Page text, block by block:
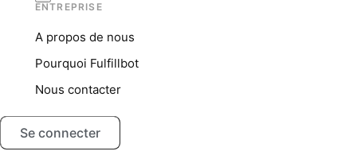
ENTREPRISE
A propos de nous
Pourquoi Fulfillbot
Nous contacter
Se connecter